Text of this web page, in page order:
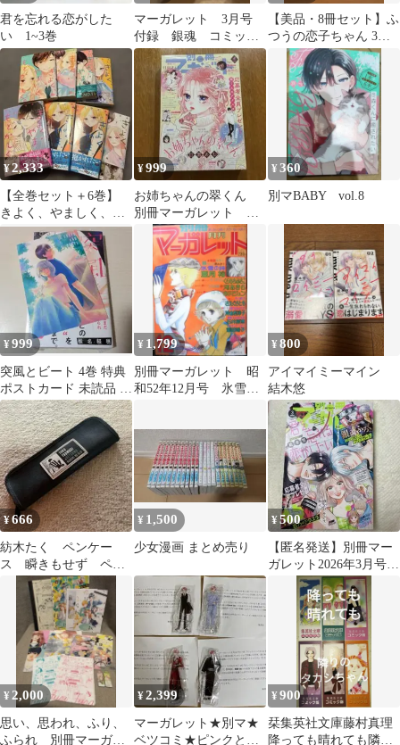
君を忘れる恋がした
い 1~3巻
マーガレット 3月号
付録 銀魂 コミック
迷シーンクリアカード
ver喜怒
【美品・8冊セット】ふ
つうの恋子ちゃん 3
巻〜10巻 ＆特典ペーパ
ー付き
¥2,333
【全巻セット＋6巻】
きよく、やましく、も
どかしく。/ アリハラナ
オ 即購入◯
¥999
お姉ちゃんの翠くん
別冊マーガレット
2025年4月号
¥360
別マBABY vol.8
¥999
突風とビート 4巻 特典
ポストカード 未読品 椎
名軽穂 シュリンク付
¥ 1,799
別冊マーガレット 昭
和52年12月号 氷雪の
¥800
アイマイミーマイン
結木悠
¥666
紡木たく ペンケー
ス 瞬きもせず ペン
ケース 別冊マーガレ
ット 全員プレゼント
¥ 1,500
少女漫画 まとめ売り
¥500
【匿名発送】別冊マー
ガレット2026年3月号
【本誌のみ】
¥ 2,000
思い、思われ、ふり、
ふられ 別冊マーガレ
¥2,399
マーガレット★別マ★
ベツコミ★ピンクとハ
¥900
栞集英社文庫藤村真理
降っても晴れても隣り